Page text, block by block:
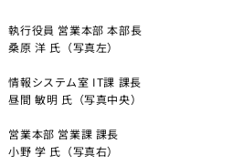
執行役員 営業本部 本部長
桑原 洋 氏（写真左）
情報システム室 IT課 課長
昼間 敏明 氏（写真中央）
営業本部 営業課 課長
小野 学 氏（写真右）